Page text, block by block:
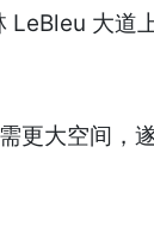
大道
更大空间